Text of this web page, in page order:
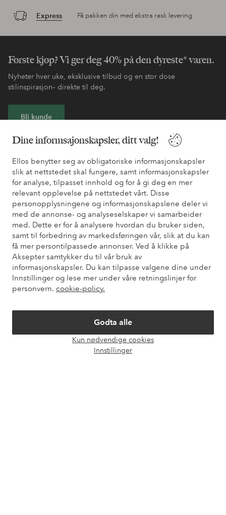
Dine informsajonskapsler, ditt valg!
Ellos benytter seg av obligatoriske informasjonskapsler
slik at nettstedet skal fungere, samt informasjonskapsler
for analyse, tilpasset innhold og for å gi deg en mer
relevant opplevelse på nettstedet vårt. Disse
personopplysningene og informasjonskapslene deler vi
med de annonse- og analyseselskaper vi samarbeider
med. Dette er for å analysere hvordan du bruker siden,
samt til forbedring av markedsføringen vår, slik at du kan
få mer persontilpassede annonser. Ved å klikke på
Aksepter samtykker du til vår bruk av
informasjonskapsler. Du kan tilpasse valgene dine under
Innstillinger og lese mer under våre retningslinjer for
personvern. cookie-policy.
Godta alle
Kun nødvendige cookies
Innstillinger
Express Få pakken din med ekstra rask levering
Første kjøp? Vi ger deg 40% på den dyreste* varen.
Nyheter hver uke, eksklusive tilbud og en stor dose
stilinspirasjon– direkte til deg.
Bli kunde
* Se tilbudsvilkår ved registrering
Trenger du hjelp?
Du finner svar på de vanligste spørsmålene i vår FAQ. Du finner
også informasjon om hvordan du kan kontakte oss.
Kundeservice Bestilling Betalingsmåte
Mine sider